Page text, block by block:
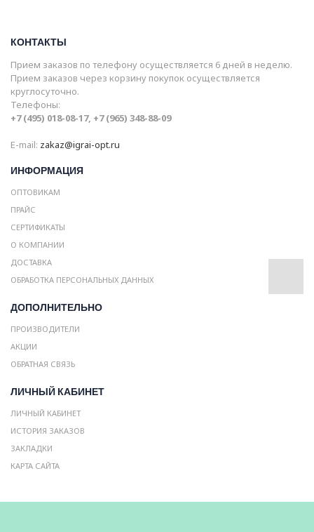
КОНТАКТЫ
Прием заказов по телефону осуществляется 6 дней в неделю.
Прием заказов через корзину покупок осуществляется
круглосуточно.
Телефоны:
+7 (495) 018-08-17, +7 (965) 348-88-09
E-mail: zakaz@igrai-opt.ru
ИНФОРМАЦИЯ
ОПТОВИКАМ
ПРАЙС
СЕРТИФИКАТЫ
О КОМПАНИИ
ДОСТАВКА
ОБРАБОТКА ПЕРСОНАЛЬНЫХ ДАННЫХ
ДОПОЛНИТЕЛЬНО
ПРОИЗВОДИТЕЛИ
АКЦИИ
ОБРАТНАЯ СВЯЗЬ
ЛИЧНЫЙ КАБИНЕТ
ЛИЧНЫЙ КАБИНЕТ
ИСТОРИЯ ЗАКАЗОВ
ЗАКЛАДКИ
КАРТА САЙТА